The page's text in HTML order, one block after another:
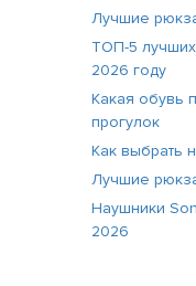
Лучшие
ТОП-5
2026 году
Какая обувь
прогулок
Как выбрать
Лучшие
Наушники
2026